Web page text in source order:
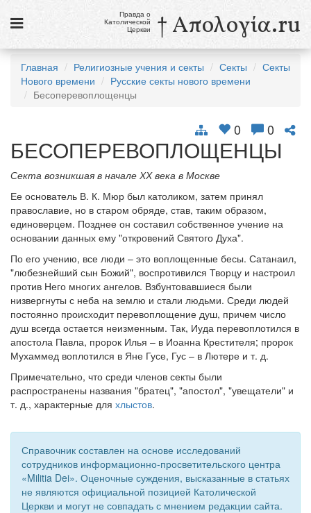
Новости
Галерея
Викторины
Ссылки
Религиозные учения и секты, справочник
7 августа
Свв. Сикст II, папа, и сподвижники его, мученики
Св. Каэтан, священник
см. календарь
Обратная связь
Отправить сообщение
Вход
Правда о
Католической
Церкви † Απολογία.ru
Главная Религиозные учения и секты Секты
Секты
Нового времени
Русские секты нового времени
Бесоперевоплощенцы
0 0
БЕСОПЕРЕВОПЛОЩЕНЦЫ
Секта возникшая в начале ХХ века в Москве
Ее основатель В. К. Мюр был католиком, затем принял
православие, но в старом обряде, став, таким образом,
единоверцем. Позднее он составил собственное учение на
основании данных ему "откровений Святого Духа".
По его учению, все люди – это воплощенные бесы. Сатанаил,
"любезнейший сын Божий", воспротивился Творцу и настроил
против Него многих ангелов. Взбунтовавшиеся были
низвергнуты с неба на землю и стали людьми. Среди людей
постоянно происходит перевоплощение душ, причем число
душ всегда остается неизменным. Так, Иуда перевоплотился в
апостола Павла, пророк Илья – в Иоанна Крестителя; пророк
Мухаммед воплотился в Яне Гусе, Гус – в Лютере и т. д.
Примечательно, что среди членов секты были
распространены названия "братец", "апостол", "увещатели" и
т. д., характерные для хлыстов.
Справочник составлен на основе исследований
сотрудников информационно-просветительского центра
«Militia Dei». Оценочные суждения, высказанные в статьях
не являются официальной позицией Католической
Церкви и могут не совпадать с мнением редакции сайта.